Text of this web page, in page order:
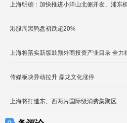
上海明确：加快推进小洋山北侧开发、浦东
港股周黑鸭盘初跌超20%
上海将落实新版鼓励外商投资产业目录 全力
传媒板块异动拉升 鼎龙文化涨停
上海将打造东、西两片国际级消费集聚区